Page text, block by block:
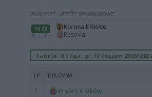
2026/2027 · MECZE SPARINGOWE
10:00
11.07.2026
Korona II Kielce
Resovia
Tabela: III liga, gr. IV (sezon 2026/
LP DRUŻYNA
1 Wisła II Kraków